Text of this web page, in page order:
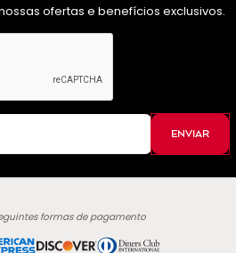
ofertas e benefícios exclusivos.
ENVIAR
formas de pagamento